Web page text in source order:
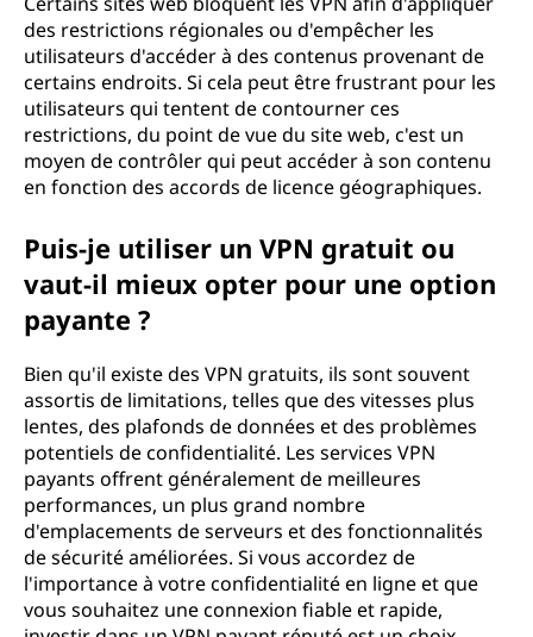
des restrictions régionales ou d'empêcher les
utilisateurs d'accéder à des contenus provenant de
certains endroits. Si cela peut être frustrant pour les
utilisateurs qui tentent de contourner ces
restrictions, du point de vue du site web, c'est un
moyen de contrôler qui peut accéder à son contenu
en fonction des accords de licence géographiques.
Puis-je utiliser un VPN gratuit ou
vaut-il mieux opter pour une option
payante ?
Bien qu'il existe des VPN gratuits, ils sont souvent
assortis de limitations, telles que des vitesses plus
lentes, des plafonds de données et des problèmes
potentiels de confidentialité. Les services VPN
payants offrent généralement de meilleures
performances, un plus grand nombre
d'emplacements de serveurs et des fonctionnalités
de sécurité améliorées. Si vous accordez de
l'importance à votre confidentialité en ligne et que
vous souhaitez une connexion fiable et rapide,